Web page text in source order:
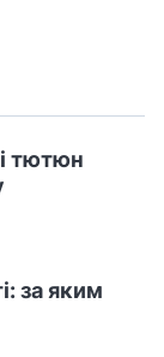
тютюн
за яким